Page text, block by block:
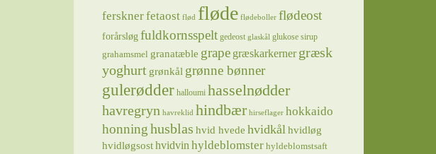
fersknerfetaost flød fløde flødeboller flødeost
forårsløg fuldkornsspelt gedeost glaskål glukose sirup
grahamsmel granatæble grape græskarkerner græsk
yoghurt grønkål grønne bønner
gulerødder halloumi hasselnødder
havregryn havreklid hindbær hirseflager hokkaido
honninghusblas hvid hvede hvidkål hvidløg
hvidløgsost hvidvin hyldeblomster hyldeblomstsaft